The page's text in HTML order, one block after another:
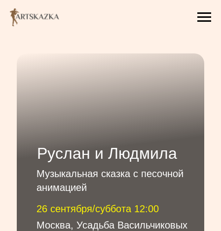
26 сентября/суббота 12:00
Москва, Усадьба Васильчиковых
Руслан и Людмила
Музыкальная сказка с песочной
анимацией